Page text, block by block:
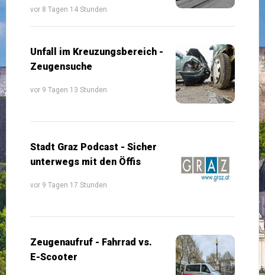
vor 8 Tagen 14 Stunden
Unfall im Kreuzungsbereich -
Zeugensuche
vor 9 Tagen 13 Stunden
Stadt Graz Podcast - Sicher
unterwegs mit den Öffis
vor 9 Tagen 17 Stunden
Zeugenaufruf - Fahrrad vs.
E-Scooter